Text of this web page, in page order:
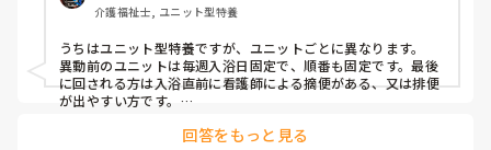
介護福祉士, ユニット型特養
うちはユニット型特養ですが、ユニットごとに異なります。
異動前のユニットは毎週入浴日固定で、順番も固定です。最後
に回される方は入浴直前に看護師による摘便がある、又は排便
が出やすい方です。
が必要な方など。胃ろうの方は看護師がこの時間までには入浴
回答をもっと見る